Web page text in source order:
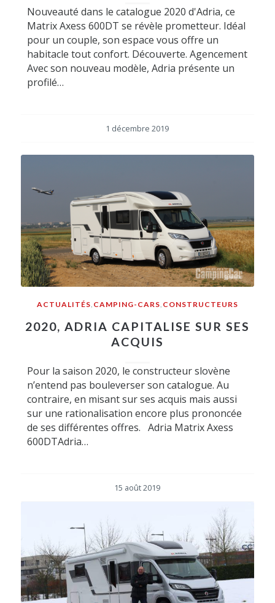
Nouveauté dans le catalogue 2020 d'Adria, ce
Matrix Axess 600DT se révèle prometteur. Idéal
pour un couple, son espace vous offre un
habitacle tout confort. Découverte. Agencement
Avec son nouveau modèle, Adria présente un
profilé…
1 décembre 2019
ACTUALITÉS CAMPING-CARS CONSTRUCTEURS
2020, ADRIA CAPITALISE SUR SES
ACQUIS
Pour la saison 2020, le constructeur slovène
n’entend pas bouleverser son catalogue. Au
contraire, en misant sur ses acquis mais aussi
sur une rationalisation encore plus prononcée
de ses différentes offres. Adria Matrix Axess
600DTAdria…
15 août 2019